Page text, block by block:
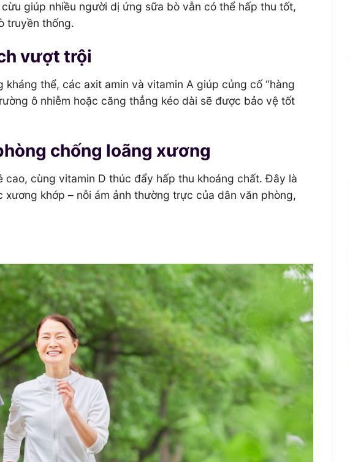
giúp nhiều người dị ứng sữa bò vẫn có thể hấp thu tốt,
truyền thống.
vượt trội
thể, các axit amin và vitamin A giúp củng cố “hàng
ô nhiễm hoặc căng thẳng kéo dài sẽ được bảo vệ tốt
chống loãng xương
cùng vitamin D thúc đẩy hấp thu khoáng chất. Đây là
xương khớp – nỗi ám ảnh thường trực của dân văn phòng,